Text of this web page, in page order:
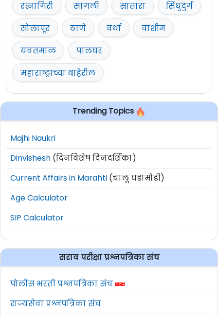
रत्नागिरी
सांगली सातारा
सिंधुदुर्ग
सोलापूर
ठाणे वर्धा
वाशीम
यवतमाळ
पालघर
महाराष्ट्राच्या बाहेरील
Trending Topics
Majhi Naukri
Dinvishesh (दिनविशेष दिनदर्शिका)
Current Affairs in Marahti (चालू घडामोडी)
Age Calculator
SIP Calculator
सराव परीक्षा प्रश्नपत्रिका संच
पोलीस भरती प्रश्नपत्रिका संच
राज्यसेवा प्रश्नपत्रिका संच